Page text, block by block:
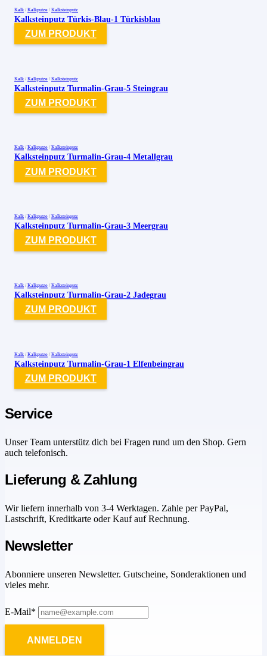
Kalk / Kalkputze / Kalksteinputz
Kalksteinputz Türkis-Blau-1 Türkisblau
ZUM PRODUKT
Kalk / Kalkputze / Kalksteinputz
Kalksteinputz Turmalin-Grau-5 Steingrau
ZUM PRODUKT
Kalk / Kalkputze / Kalksteinputz
Kalksteinputz Turmalin-Grau-4 Metallgrau
ZUM PRODUKT
Kalk / Kalkputze / Kalksteinputz
Kalksteinputz Turmalin-Grau-3 Meergrau
ZUM PRODUKT
Kalk / Kalkputze / Kalksteinputz
Kalksteinputz Turmalin-Grau-2 Jadegrau
ZUM PRODUKT
Kalk / Kalkputze / Kalksteinputz
Kalksteinputz Turmalin-Grau-1 Elfenbeingrau
ZUM PRODUKT
Service
Unser Team unterstütz dich bei Fragen rund um den Shop. Gern
auch telefonisch.
Lieferung & Zahlung
Wir liefern innerhalb von 3-4 Werktagen. Zahle per PayPal,
Lastschrift, Kreditkarte oder Kauf auf Rechnung.
Newsletter
Abonniere unseren Newsletter. Gutscheine, Sonderaktionen und
vieles mehr.
E-Mail*
ANMELDEN